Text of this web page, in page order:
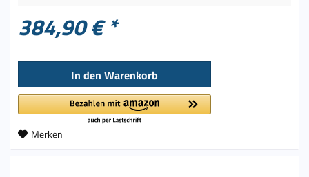
384,90 € *
In den Warenkorb
Merken